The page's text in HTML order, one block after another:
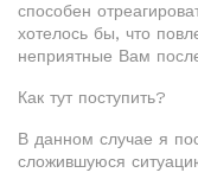
способен
хотелось бы, что
неприятные Вам
Как тут поступить?
В данном случае я
сложившуюся